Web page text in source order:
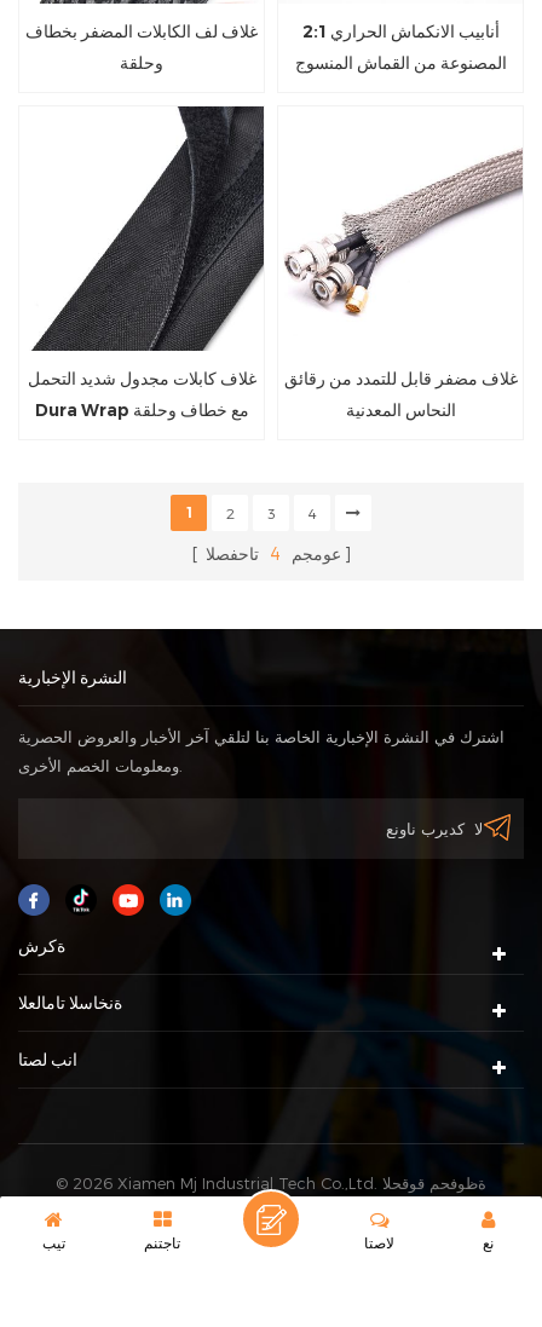
غلاف لف الكابلات المضفر بخطاف
وحلقة
2:1 أنابيب الانكماش الحراري
المصنوعة من القماش المنسوج
غلاف كابلات مجدول شديد التحمل
Dura Wrap مع خطاف وحلقة
غلاف مضفر قابل للتمدد من رقائق
النحاس المعدنية
1 2 3 4
عومجم 4 تاحفصلا
النشرة الإخبارية
اشترك في النشرة الإخبارية الخاصة بنا لتلقي آخر الأخبار والعروض الحصرية
ومعلومات الخصم الأخرى.
ةكرش
ةنخاسلا تامالعلا
انب لصتا
© 2026 Xiamen Mj Industrial Tech Co.,Ltd. ةظوفحم قوقحلا
pametis ةطيرخ XML
IPv6 ةموعدم ةكبش تيب تاجتنم نع لاصتا